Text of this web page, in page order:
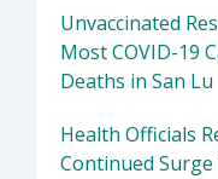
Unvaccinated
Most COVID-19
Deaths in San Lu
Health Officials
Continued